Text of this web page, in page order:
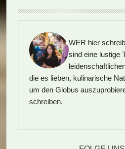
WER hier
sind eine lustige
die es lieben, kulinarische
um den Globus
schreiben.